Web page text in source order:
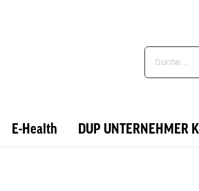
E-Health DUP UNTERNEHMER